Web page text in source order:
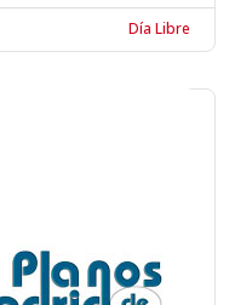
Día Libre